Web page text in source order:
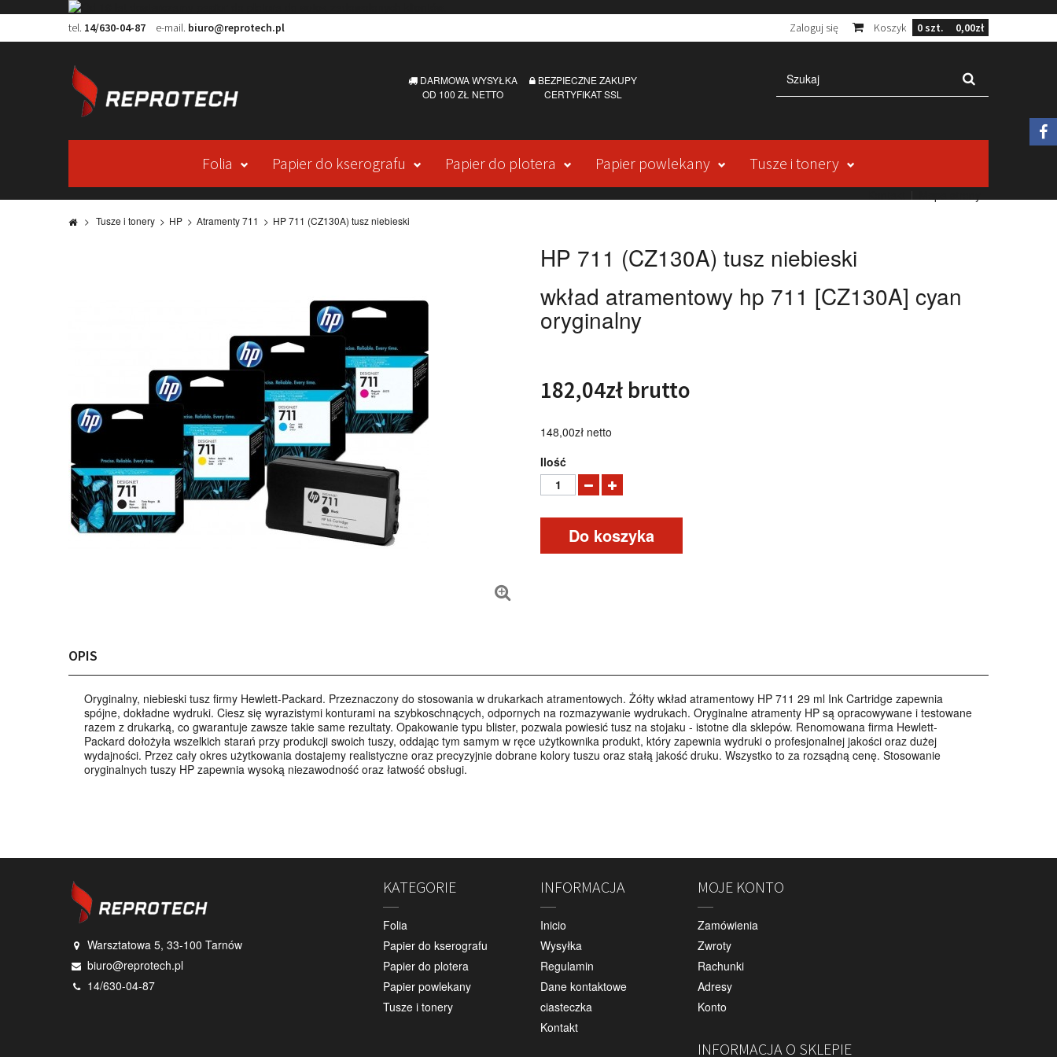
Koszyk 0 szt. 0,00zł
Zaloguj się
tel. 14/630-04-87 e-mail. biuro@reprotech.pl
DARMOWA WYSYŁKA
OD 100 ZŁ NETTO
BEZPIECZNE ZAKUPY
CERTYFIKAT SSL
Folia Papier do kserografu Papier do plotera Papier powlekany Tusze i tonery
> Tusze i tonery > HP > Atramenty 711 > HP 711 (CZ130A) tusz niebieski
HP 711 (CZ130A) tusz niebieski
wkład atramentowy hp 711 [CZ130A] cyan
oryginalny
182,04zł brutto
148,00zł netto
Ilość
Do koszyka
OPIS
Oryginalny, niebieski tusz firmy Hewlett-Packard. Przeznaczony do stosowania w drukarkach atramentowych. Żółty wkład atramentowy HP 711 29 ml Ink Cartridge zapewnia
spójne, dokładne wydruki. Ciesz się wyrazistymi konturami na szybkoschnących, odpornych na rozmazywanie wydrukach. Oryginalne atramenty HP są opracowywane i testowane
razem z drukarką, co gwarantuje zawsze takie same rezultaty. Opakowanie typu blister, pozwala powiesić tusz na stojaku - istotne dla sklepów. Renomowana firma Hewlett-
Packard dołożyła wszelkich starań przy produkcji swoich tuszy, oddając tym samym w ręce użytkownika produkt, który zapewnia wydruki o profesjonalnej jakości oraz dużej
wydajności. Przez cały okres użytkowania dostajemy realistyczne oraz precyzyjnie dobrane kolory tuszu oraz stałą jakość druku. Wszystko to za rozsądną cenę. Stosowanie
oryginalnych tuszy HP zapewnia wysoką niezawodność oraz łatwość obsługi.
Warsztatowa 5, 33-100 Tarnów
biuro@reprotech.pl
14/630-04-87
KATEGORIE
Folia
Papier do kserografu
Papier do plotera
Papier powlekany
Tusze i tonery
INFORMACJA
Inicio
Wysyłka
Regulamin
Dane kontaktowe
ciasteczka
Kontakt
MOJE KONTO
Zamówienia
Zwroty
Rachunki
Adresy
Konto
INFORMACJA O SKLEPIE